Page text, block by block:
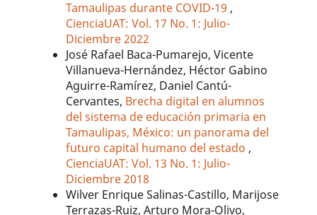
Tamaulipas durante COVID-19 ,
CienciaUAT: Vol. 17 No. 1: Julio-
Diciembre 2022
José Rafael Baca-Pumarejo, Vicente
Villanueva-Hernández, Héctor Gabino
Aguirre-Ramírez, Daniel Cantú-
Cervantes, Brecha digital en alumnos
del sistema de educación primaria en
Tamaulipas, México: un panorama del
futuro capital humano del estado ,
CienciaUAT: Vol. 13 No. 1: Julio-
Diciembre 2018
Wilver Enrique Salinas-Castillo, Marijose
Terrazas-Ruiz, Arturo Mora-Olivo,